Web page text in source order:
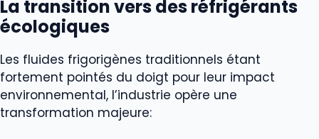
La transition vers des réfrigérants
écologiques
Les fluides frigorigènes traditionnels étant
fortement pointés du doigt pour leur impact
environnemental, l’industrie opère une
transformation majeure: